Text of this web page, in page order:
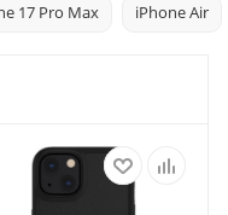
17 Pro Max iPhone Air